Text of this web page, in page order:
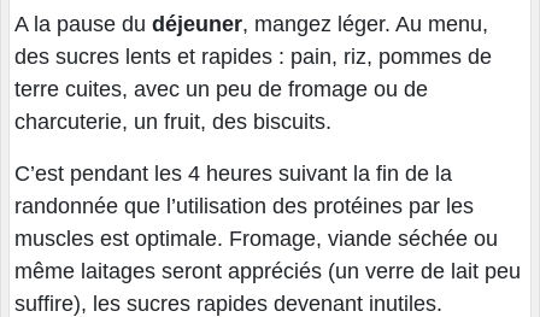
A la pause du déjeuner, mangez léger. Au menu,
des sucres lents et rapides : pain, riz, pommes de
terre cuites, avec un peu de fromage ou de
charcuterie, un fruit, des biscuits.
C’est pendant les 4 heures suivant la fin de la
randonnée que l’utilisation des protéines par les
muscles est optimale. Fromage, viande séchée ou
même laitages seront appréciés (un verre de lait peu
suffire), les sucres rapides devenant inutiles.